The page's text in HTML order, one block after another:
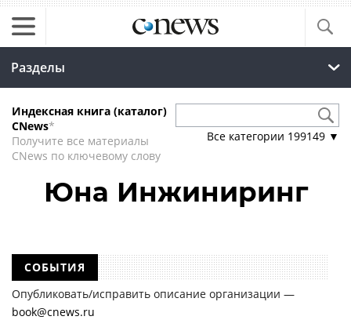
Разделы
Индексная книга (каталог)
CNews*
Получите все материалы
CNews по ключевому слову
Все категории 199149 ▼
Юна Инжиниринг
СОБЫТИЯ
Опубликовать/исправить описание организации —
book@cnews.ru